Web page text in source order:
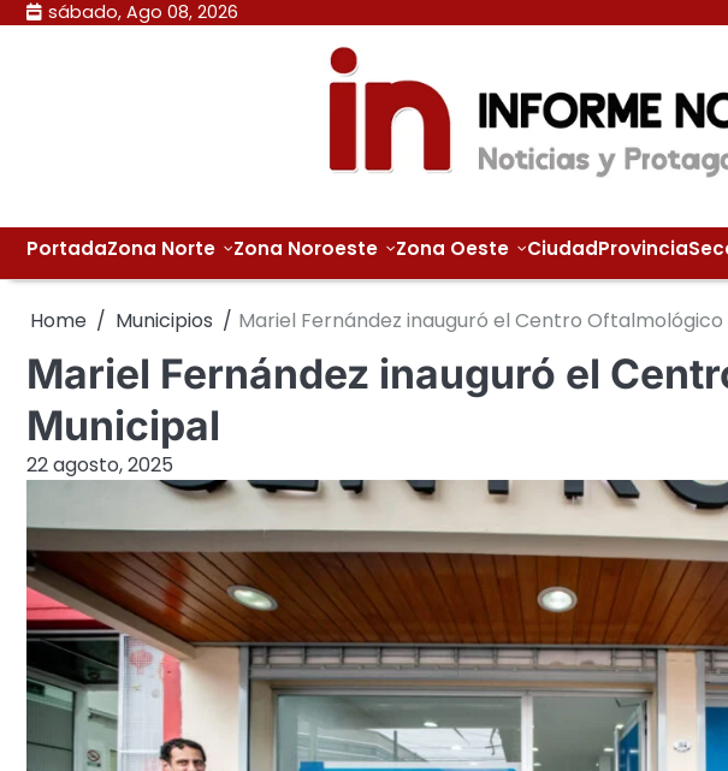
Skip sábado, Ago 08, 2026
PortadaZona Norte Zona Noroeste Zona Oeste CiudadProvincia
Home Municipios Mariel Fernández inauguró el Centro Oftalmológico
Mariel Fernández inauguró el
Municipal
22 agosto, 2025